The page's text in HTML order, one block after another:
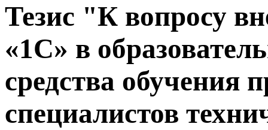
Тезис "К вопросу
«1С» в
средства обучения
специалистов